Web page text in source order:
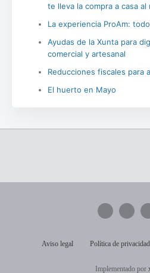
te lleva la compra a casa al
La experiencia ProAm:
Ayudas de la Xunta para
comercial y artesanal
Reducciones fiscales para
El huerto en Mayo
Aviso legal Política de privacidad
Implementado por